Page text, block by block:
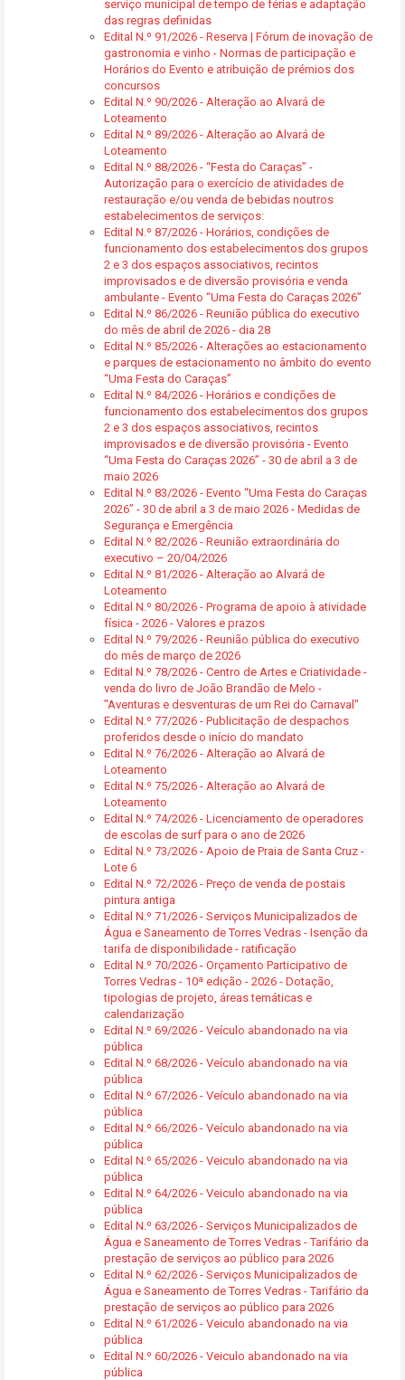
serviço municipal de tempo de férias e adaptação
das regras definidas
Edital N.º 91/2026 - Reserva | Fórum de inovação de
gastronomia e vinho - Normas de participação e
Horários do Evento e atribuição de prémios dos
concursos
Edital N.º 90/2026 - Alteração ao Alvará de
Loteamento
Edital N.º 89/2026 - Alteração ao Alvará de
Loteamento
Edital N.º 88/2026 - “Festa do Caraças” -
Autorização para o exercício de atividades de
restauração e/ou venda de bebidas noutros
estabelecimentos de serviços:
Edital N.º 87/2026 - Horários, condições de
funcionamento dos estabelecimentos dos grupos
2 e 3 dos espaços associativos, recintos
improvisados e de diversão provisória e venda
ambulante - Evento “Uma Festa do Caraças 2026”
Edital N.º 86/2026 - Reunião pública do executivo
do mês de abril de 2026 - dia 28
Edital N.º 85/2026 - Alterações ao estacionamento
e parques de estacionamento no âmbito do evento
“Uma Festa do Caraças”
Edital N.º 84/2026 - Horários e condições de
funcionamento dos estabelecimentos dos grupos
2 e 3 dos espaços associativos, recintos
improvisados e de diversão provisória - Evento
“Uma Festa do Caraças 2026” - 30 de abril a 3 de
maio 2026
Edital N.º 83/2026 - Evento “Uma Festa do Caraças
2026” - 30 de abril a 3 de maio 2026 - Medidas de
Segurança e Emergência
Edital N.º 82/2026 - Reunião extraordinária do
executivo – 20/04/2026
Edital N.º 81/2026 - Alteração ao Alvará de
Loteamento
Edital N.º 80/2026 - Programa de apoio à atividade
física - 2026 - Valores e prazos
Edital N.º 79/2026 - Reunião pública do executivo
do mês de março de 2026
Edital N.º 78/2026 - Centro de Artes e Criatividade -
venda do livro de João Brandão de Melo -
"Aventuras e desventuras de um Rei do Carnaval"
Edital N.º 77/2026 - Publicitação de despachos
proferidos desde o início do mandato
Edital N.º 76/2026 - Alteração ao Alvará de
Loteamento
Edital N.º 75/2026 - Alteração ao Alvará de
Loteamento
Edital N.º 74/2026 - Licenciamento de operadores
de escolas de surf para o ano de 2026
Edital N.º 73/2026 - Apoio de Praia de Santa Cruz -
Lote 6
Edital N.º 72/2026 - Preço de venda de postais
pintura antiga
Edital N.º 71/2026 - Serviços Municipalizados de
Água e Saneamento de Torres Vedras - Isenção da
tarifa de disponibilidade - ratificação
Edital N.º 70/2026 - Orçamento Participativo de
Torres Vedras - 10ª edição - 2026 - Dotação,
tipologias de projeto, áreas temáticas e
calendarização
Edital N.º 69/2026 - Veículo abandonado na via
pública
Edital N.º 68/2026 - Veículo abandonado na via
pública
Edital N.º 67/2026 - Veículo abandonado na via
pública
Edital N.º 66/2026 - Veículo abandonado na via
pública
Edital N.º 65/2026 - Veiculo abandonado na via
pública
Edital N.º 64/2026 - Veiculo abandonado na via
pública
Edital N.º 63/2026 - Serviços Municipalizados de
Água e Saneamento de Torres Vedras - Tarifário da
prestação de serviços ao público para 2026
Edital N.º 62/2026 - Serviços Municipalizados de
Água e Saneamento de Torres Vedras - Tarifário da
prestação de serviços ao público para 2026
Edital N.º 61/2026 - Veiculo abandonado na via
pública
Edital N.º 60/2026 - Veiculo abandonado na via
pública